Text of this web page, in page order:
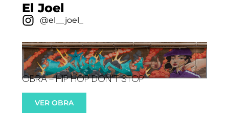
El Joel
@el__joel_
OBRA – HIP HOP DON’T STOP
VER OBRA